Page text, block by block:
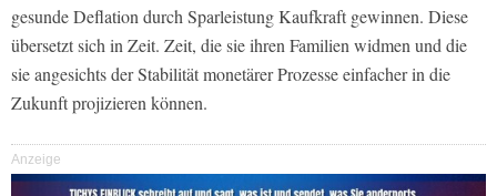
gesunde Deflation durch Sparleistung Kaufkraft gewinnen. Diese
übersetzt sich in Zeit. Zeit, die sie ihren Familien widmen und die
sie angesichts der Stabilität monetärer Prozesse einfacher in die
Zukunft projizieren können.
Anzeige